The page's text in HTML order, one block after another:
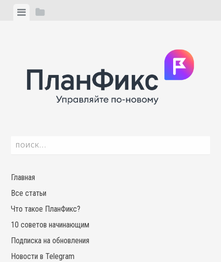
ViewView
Найти:
Главная
Все статьи
Что такое ПланФикс?
10 советов начинающим
Подписка на обновления
Новости в Telegram